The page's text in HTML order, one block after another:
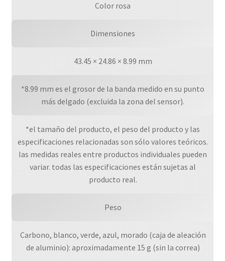
Color rosa
Dimensiones
43.45 × 24.86 × 8.99 mm
*8.99 mm es el grosor de la banda medido en su punto
más delgado (excluida la zona del sensor).
*el tamaño del producto, el peso del producto y las
especificaciones relacionadas son sólo valores teóricos.
las medidas reales entre productos individuales pueden
variar. todas las especificaciones están sujetas al
producto real.
Peso
Carbono, blanco, verde, azul, morado (caja de aleación
de aluminio): aproximadamente 15 g (sin la correa)